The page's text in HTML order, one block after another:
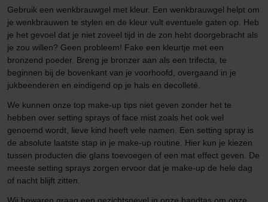
Gebruik een wenkbrauwgel met kleur. Een wenkbrauwgel helpt om
je wenkbrauwen te stylen en de kleur vult eventuele gaten op. Heb
je het gevoel dat je niet zoveel tijd in de zon hebt doorgebracht als
je zou willen? Geen probleem! Fake een kleurtje met een
bronzend poeder. Breng je bronzer aan als een trifecta, te
beginnen bij de bovenkant van je voorhoofd, overgaand in je
jukbeenderen en eindigend op je hals en decolleté.
We kunnen onze top make-up tips niet geven zonder het te
hebben over setting sprays of face mist zoals het ook wel
genoemd wordt, lieve kind heeft vele namen. Een setting spray is
de absolute laatste stap in je make-up routine. Hier kun je kiezen
tussen producten die glans toevoegen of een mat effect geven. De
meeste setting sprays zorgen ervoor dat je make-up de hele dag
of nacht blijft zitten.
Wij bewaren graag een gezichtsnevel in onze handtas om onze